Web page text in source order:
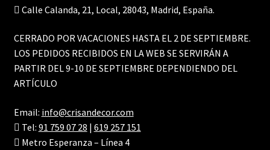
Calle Calanda, 21, Local, 28043, Madrid, España.
CERRADO POR VACACIONES HASTA EL 2 DE SEPTIEMBRE.
LOS PEDIDOS RECIBIDOS EN LA WEB SE SERVIRÁN A
PARTIR DEL 9-10 DE SEPTIEMBRE DEPENDIENDO DEL
ARTÍCULO
Email: info@crisandecor.com
Tel: 91 759 07 28 | 619 257 151
Metro Esperanza – Línea 4